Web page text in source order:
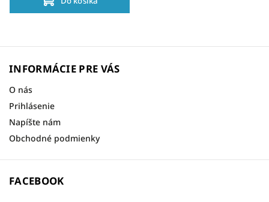
INFORMÁCIE PRE VÁS
O nás
Prihlásenie
Napíšte nám
Obchodné podmienky
FACEBOOK